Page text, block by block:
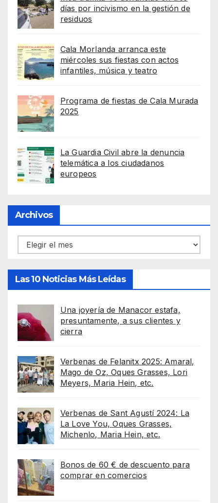
días por incivismo en la gestión de
residuos
Cala Morlanda arranca este
miércoles sus fiestas con actos
infantiles, música y teatro
Programa de fiestas de Cala Murada
2025
La Guardia Civil abre la denuncia
telemática a los ciudadanos
europeos
Archivos
Archivos
Las 10 Noticias Más Leídas
Una joyería de Manacor estafa,
presuntamente, a sus clientes y
cierra
Verbenas de Felanitx 2025: Amaral,
Mago de Oz, Oques Grasses, Lori
Meyers, Maria Hein, etc.
Verbenas de Sant Agustí 2024: La
La Love You, Oques Grasses,
Michenlo, Maria Hein, etc.
Bonos de 60 € de descuento para
comprar en comercios